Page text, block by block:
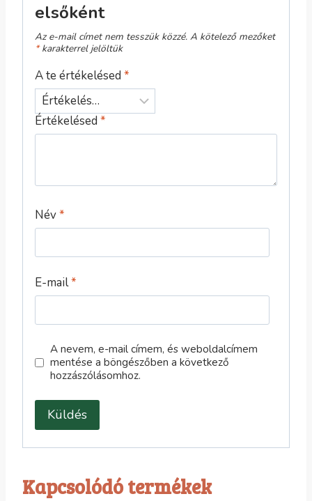
elsőként
Az e-mail címet nem tesszük közzé. A kötelező mezőket
*karakterrel jelöltük
A te értékelésed *
Értékelésed *
Név*
E-mail*
A nevem, e-mail címem, és weboldalcímem
mentése a böngészőben a következő
hozzászólásomhoz.
Kapcsolódó termékek